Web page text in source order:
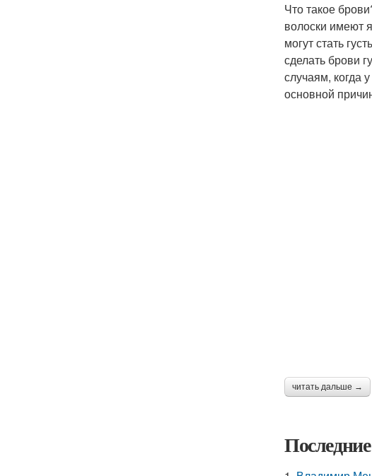
Что такое
волоски имеют
могут стать
сделать брови
случаям, когда
основной
читать дальше →